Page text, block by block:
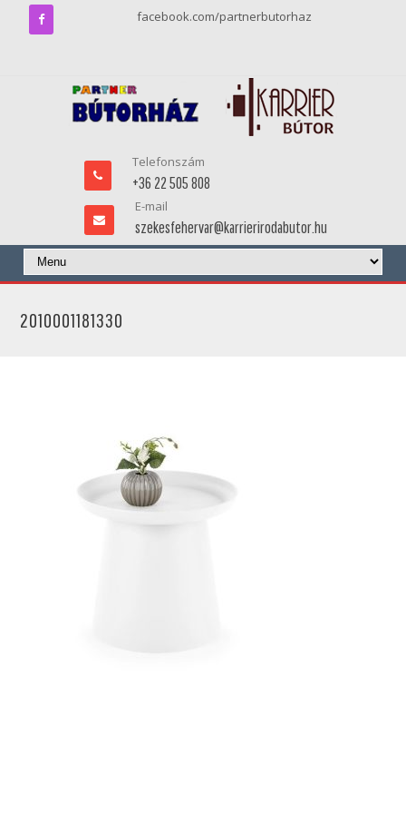
facebook.com/partnerbutorhaz
Telefonszám
+36 22 505 808
E-mail
szekesfehervar@karrierirodabutor.hu
2010001181330